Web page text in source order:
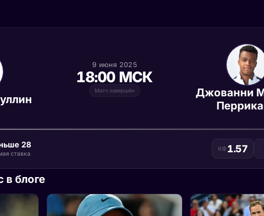
9 июня 2025
18:00 МСК
Матч завершён
Джованни
28
ставка
КФ 1.57
в блоге